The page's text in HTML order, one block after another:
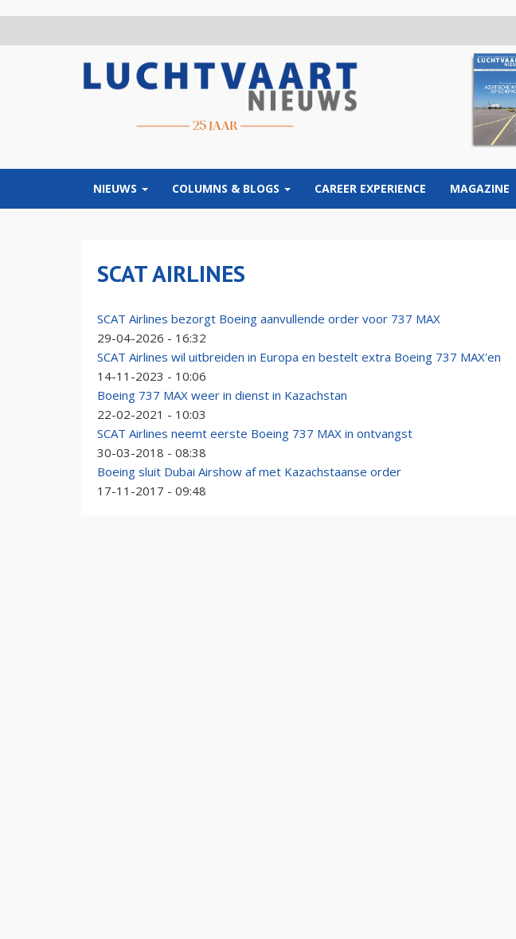
NIEUWS COLUMNS & BLOGS CAREER EXPERIENCE MAGAZINE
SCAT AIRLINES
SCAT Airlines bezorgt Boeing aanvullende order voor 737 MAX
29-04-2026 - 16:32
SCAT Airlines wil uitbreiden in Europa en bestelt extra Boeing 737 MAX'en
14-11-2023 - 10:06
Boeing 737 MAX weer in dienst in Kazachstan
22-02-2021 - 10:03
SCAT Airlines neemt eerste Boeing 737 MAX in ontvangst
30-03-2018 - 08:38
Boeing sluit Dubai Airshow af met Kazachstaanse order
17-11-2017 - 09:48